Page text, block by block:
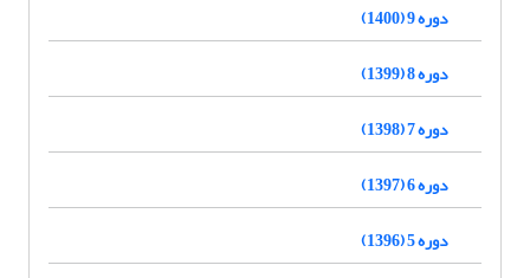
دوره 9 (1400)
دوره 8 (1399)
دوره 7 (1398)
دوره 6 (1397)
دوره 5 (1396)